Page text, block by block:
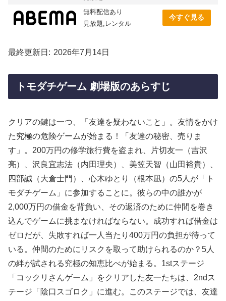
無料配信あり
見放題,レンタル
今すぐ見る
最終更新日 2026年7月14日
トモダチゲーム 劇場版のあらすじ
クリアの鍵は一つ、「友達を疑わないこと」。友情をかけ
た究極の危険ゲームが始まる！「友達の秘密、売りま
す」。200万円の修学旅行費を盗まれ、片切友一（吉沢
亮）、沢良宜志法（内田理央）、美笠天智（山田裕貴）、
四部誠（大倉士門）、心木ゆとり（根本凪）の5人が「ト
モダチゲーム」に参加することに。彼らの中の誰かが
2,000万円の借金を背負い、その返済のために仲間を巻き
込んでゲームに挑まなければならない。成功すれば借金は
ゼロだが、失敗すれば一人当たり400万円の負担が待って
いる。仲間のためにリスクを取って助けられるのか？5人
の絆が試される究極の知恵比べが始まる。1stステージ
「コックリさんゲーム」をクリアした友一たちは、2ndス
テージ「陰口スゴロク」に進む。このステージでは、友達